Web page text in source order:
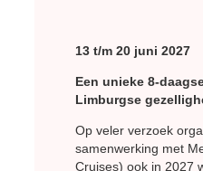
13 t/m 20 juni 2027
Een unieke 8-
Limburgse
Op veler verzoek
samenwerking met
Cruises) ook in 2027